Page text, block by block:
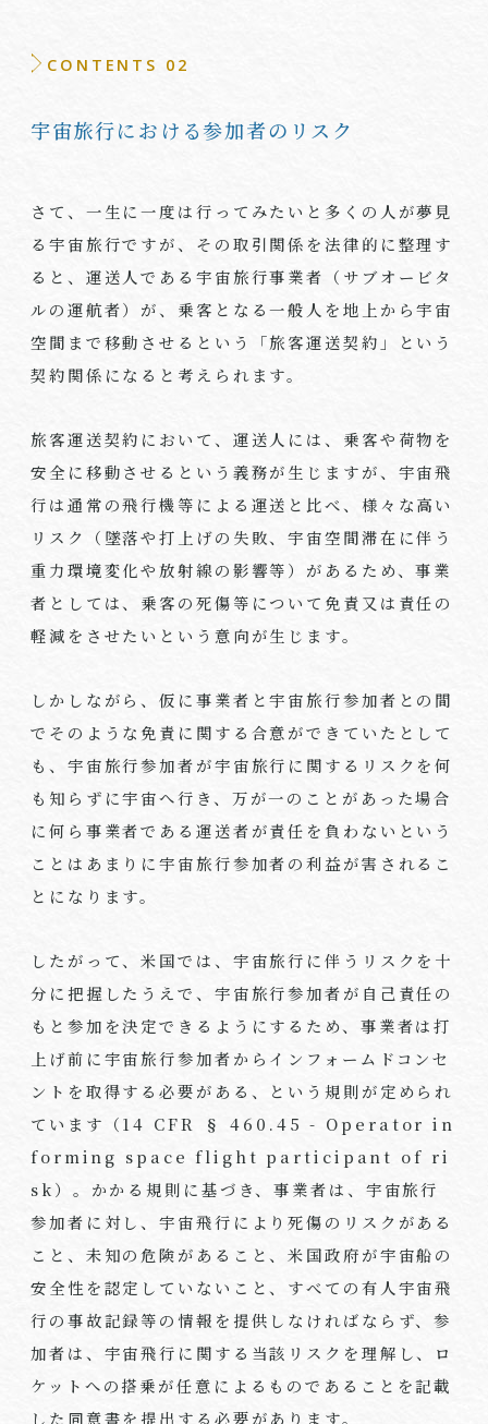
CONTENTS 02
宇宙旅行における参加者のリスク
さて、一生に一度は行ってみたいと多くの人が夢見
る宇宙旅行ですが、その取引関係を法律的に整理す
ると、運送人である宇宙旅行事業者（サブオービタ
ルの運航者）が、乗客となる一般人を地上から宇宙
空間まで移動させるという「旅客運送契約」という
契約関係になると考えられます。
旅客運送契約において、運送人には、乗客や荷物を
安全に移動させるという義務が生じますが、宇宙飛
行は通常の飛行機等による運送と比べ、様々な高い
リスク（墜落や打上げの失敗、宇宙空間滞在に伴う
重力環境変化や放射線の影響等）があるため、事業
者としては、乗客の死傷等について免責又は責任の
軽減をさせたいという意向が生じます。
しかしながら、仮に事業者と宇宙旅行参加者との間
でそのような免責に関する合意ができていたとして
も、宇宙旅行参加者が宇宙旅行に関するリスクを何
も知らずに宇宙へ行き、万が一のことがあった場合
に何ら事業者である運送者が責任を負わないという
ことはあまりに宇宙旅行参加者の利益が害されるこ
とになります。
したがって、米国では、宇宙旅行に伴うリスクを十
分に把握したうえで、宇宙旅行参加者が自己責任の
もと参加を決定できるようにするため、事業者は打
上げ前に宇宙旅行参加者からインフォームドコンセ
ントを取得する必要がある、という規則が定められ
ています（14 CFR § 460.45 - Operator in
forming space flight participant of ri
sk）。かかる規則に基づき、事業者は、宇宙旅行
参加者に対し、宇宙飛行により死傷のリスクがある
こと、未知の危険があること、米国政府が宇宙船の
安全性を認定していないこと、すべての有人宇宙飛
行の事故記録等の情報を提供しなければならず、参
加者は、宇宙飛行に関する当該リスクを理解し、ロ
ケットへの搭乗が任意によるものであることを記載
した同意書を提出する必要があります。